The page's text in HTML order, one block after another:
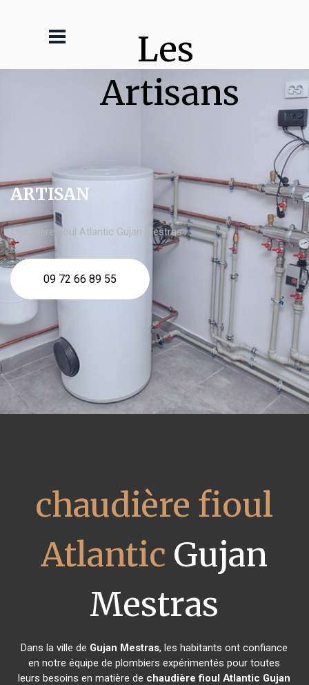
Les
Artisans
ARTISAN
chaudière fioul Atlantic Gujan Mestras
09 72 66 89 55
chaudière fioul
Atlantic Gujan
Mestras
Dans la ville de Gujan Mestras, les habitants ont confiance
en notre équipe de plombiers expérimentés pour toutes
leurs besoins en matière de chaudière fioul Atlantic Gujan